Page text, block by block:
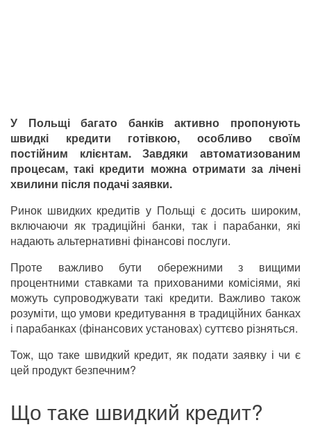
У Польщі багато банків активно пропонують
швидкі кредити готівкою, особливо своїм
постійним клієнтам. Завдяки автоматизованим
процесам, такі кредити можна отримати за лічені
хвилини після подачі заявки.
Ринок швидких кредитів у Польщі є досить широким,
включаючи як традиційні банки, так і парабанки, які
надають альтернативні фінансові послуги.
Проте важливо бути обережними з вищими
процентними ставками та прихованими комісіями, які
можуть супроводжувати такі кредити. Важливо також
розуміти, що умови кредитування в традиційних банках
і парабанках (фінансових установах) суттєво різняться.
Тож, що таке швидкий кредит, як подати заявку і чи є
цей продукт безпечним?
Що таке швидкий кредит?